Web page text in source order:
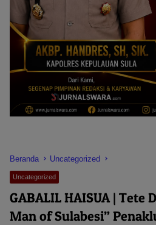
Beranda Uncategorized
Uncategorized
GABALIL HAISUA | Tete
Man of Sulabesi”